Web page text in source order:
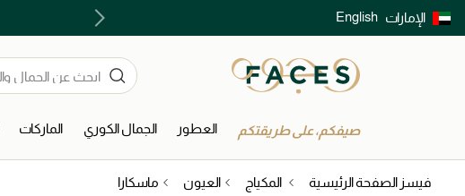
الإمارات English
توصيل سريع على جميع الطلبات ما فوق 299 درهم
صيفكم، على طريقتكم العطور الجمال الكوري الماركات
فيسز الصفحة الرئيسية المكياج العيون ماسكارا